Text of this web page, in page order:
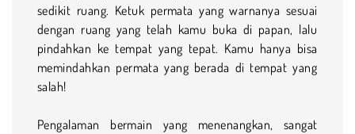
sedikit ruang. Ketuk permata yang warnanya sesuai
dengan ruang yang telah kamu buka di papan, lalu
pindahkan ke tempat yang tepat. Kamu hanya bisa
memindahkan permata yang berada di tempat yang
salah!
Pengalaman bermain yang menenangkan, sangat